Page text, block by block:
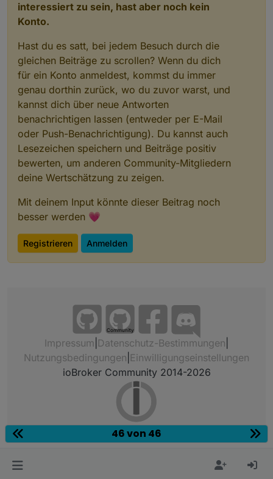
interessiert zu sein, hast aber noch kein
Konto.
Hast du es satt, bei jedem Besuch durch die
gleichen Beiträge zu scrollen? Wenn du dich
für ein Konto anmeldest, kommst du immer
genau dorthin zurück, wo du zuvor warst, und
kannst dich über neue Antworten
benachrichtigen lassen (entweder per E-Mail
oder Push-Benachrichtigung). Du kannst auch
Lesezeichen speichern und Beiträge positiv
bewerten, um anderen Community-Mitgliedern
deine Wertschätzung zu zeigen.
Mit deinem Input könnte dieser Beitrag noch
besser werden 💗
Registrieren Anmelden
Community
Impressum Datenschutz-Bestimmungen
Nutzungsbedingungen Einwilligungseinstellungen
ioBroker Community 2014-2026
46 von 46